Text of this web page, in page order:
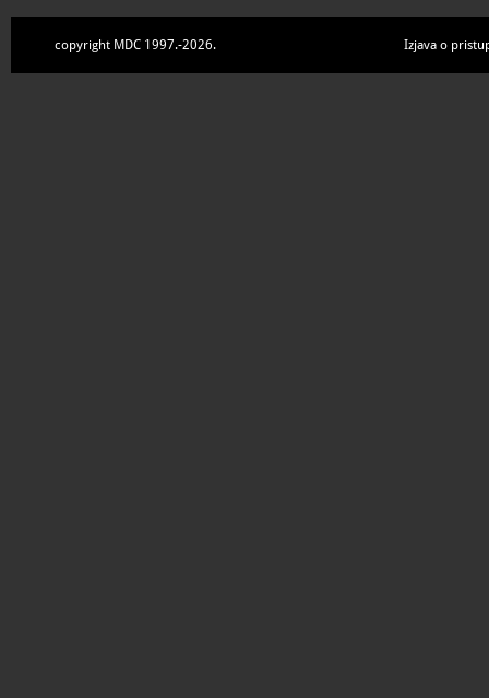
copyright MDC 1997.-2026. Izjava o